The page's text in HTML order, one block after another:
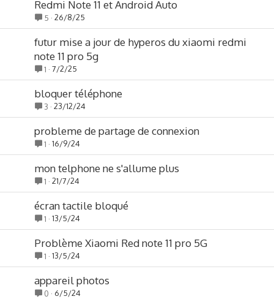
Redmi Note 11 et Android Auto
5 26/8/25
futur mise a jour de hyperos du xiaomi redmi
note 11 pro 5g
1 7/2/25
bloquer téléphone
3 23/12/24
probleme de partage de connexion
1 16/9/24
mon telphone ne s'allume plus
1 21/7/24
écran tactile bloqué
1 13/5/24
Problème Xiaomi Red note 11 pro 5G
1 13/5/24
appareil photos
0 6/5/24